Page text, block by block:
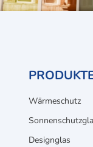
Wärmeschutz
Designglas